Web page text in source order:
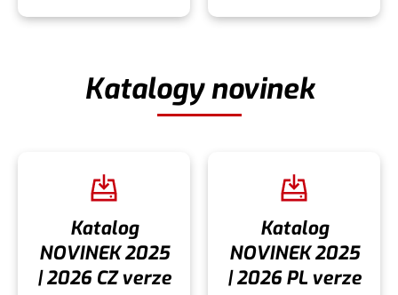
Katalogy novinek
Katalog
NOVINEK 2025
| 2026 CZ verze
Katalog
NOVINEK 2025
| 2026 PL verze